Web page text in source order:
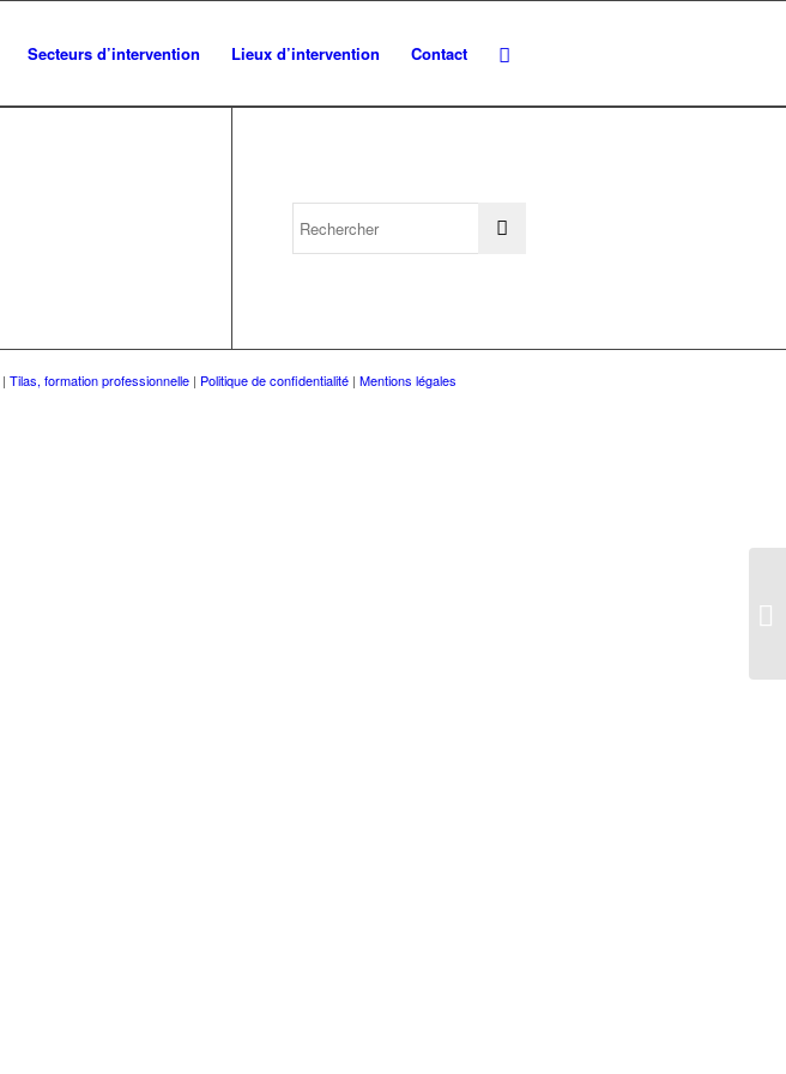
Secteurs d’intervention Lieux d’intervention Contact
| Tilas, formation professionnelle | Politique de confidentialité | Mentions légales